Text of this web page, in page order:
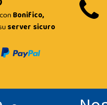
Bonifico,
server sicuro